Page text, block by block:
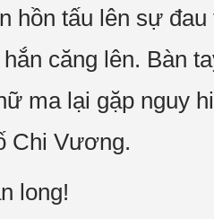
hồn tấu lên sự
căng lên. Bàn
ma lại gặp nguy
Chi Vương.
long!